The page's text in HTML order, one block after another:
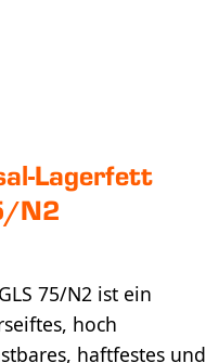
Lager­fett
N2
75/N2 ist ein
hoch
haftfestes und